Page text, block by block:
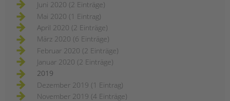
Juni 2020 (2 Einträge)
Mai 2020 (1 Eintrag)
April 2020 (2 Einträge)
März 2020 (6 Einträge)
Februar 2020 (2 Einträge)
Januar 2020 (2 Einträge)
2019
Dezember 2019 (1 Eintrag)
November 2019 (4 Einträge)